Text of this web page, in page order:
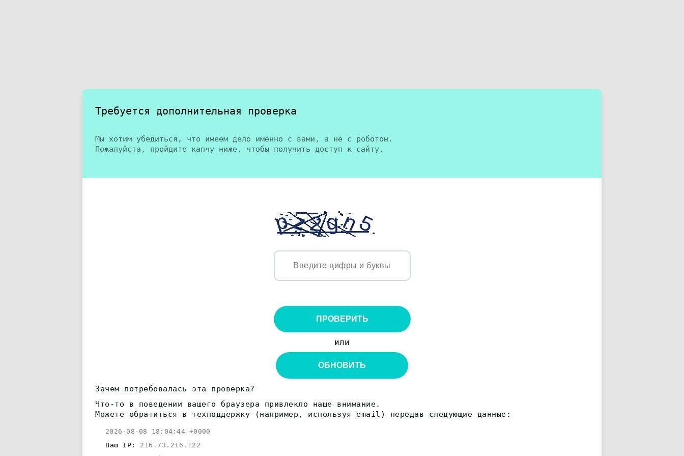
Требуется дополнительная проверка
Мы хотим убедиться, что имеем дело именно с вами, а не с роботом.
Пожалуйста, пройдите капчу ниже, чтобы получить доступ к сайту.
ПРОВЕРИТЬ
или
ОБНОВИТЬ
Зачем потребовалась эта проверка?
Что-то в поведении вашего браузера привлекло наше внимание.
Можете обратиться в техподдержку (например, используя email) передав следующие данные:
2026-08-08 18:04:44 +0000
Ваш IP: 216.73.216.122